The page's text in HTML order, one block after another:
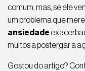
comum, mas, se ele
um problema que
ansiedade
muitos a postergar a
Gostou do artigo?